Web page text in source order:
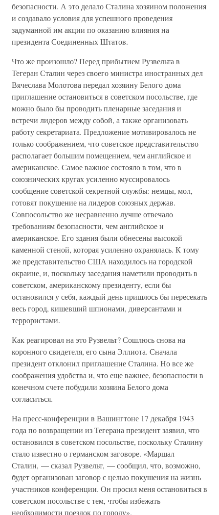
безопасности. А это делало Сталина хозяином положения
и создавало условия для успешного проведения
задуманной им акции по оказанию влияния на
президента Соединенных Штатов.
Что же произошло? Перед прибытием Рузвельта в
Тегеран Сталин через своего министра иностранных дел
Вячеслава Молотова передал хозяину Белого дома
приглашение остановиться в советском посольстве, где
можно было бы проводить пленарные заседания и
встречи лидеров между собой, а также организовать
работу секретариата. Предложение мотивировалось не
только соображением, что советское представительство
располагает большим помещением, чем английское и
американское. Самое важное состояло в том, что в
союзнических кругах усиленно муссировалось
сообщение советской секретной службы: немцы, мол,
готовят покушение на лидеров союзных держав.
Совпосольство же несравненно лучше отвечало
требованиям безопасности, чем английское и
американское. Его здания были обнесены высокой
каменной стеной, которая усиленно охранялась. К тому
же представительство США находилось на городской
окраине, и, поскольку заседания наметили проводить в
советском, американскому президенту, если бы
остановился у себя, каждый день пришлось бы пересекать
весь город, кишевший шпионами, диверсантами и
террористами.
Как реагировал на это Рузвельт? Сошлюсь снова на
коронного свидетеля, его сына Эллиота. Сначала
президент отклонил приглашение Сталина. Но все же
соображения удобства и, что еще важнее, безопасности в
конечном счете побудили хозяина Белого дома
согласиться.
На пресс-конференции в Вашингтоне 17 декабря 1943
года по возвращении из Тегерана президент заявил, что
остановился в советском посольстве, поскольку Сталину
стало известно о германском заговоре. «Маршал
Сталин, — сказал Рузвельт, — сообщил, что, возможно,
будет организован заговор с целью покушения на жизнь
участников конференции. Он просил меня остановиться в
советском посольстве с тем, чтобы избежать
необходимости поездок по городу».